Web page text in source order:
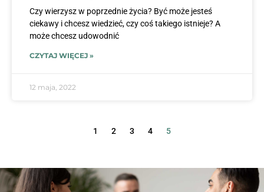
Czy wierzysz w poprzednie życia? Być może jesteś
ciekawy i chcesz wiedzieć, czy coś takiego istnieje? A
może chcesz udowodnić
CZYTAJ WIĘCEJ »
12 maja, 2022
1 2 3 4 5